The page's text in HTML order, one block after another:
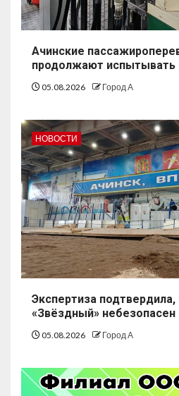
Ачинские
продолжают испытывать
05.08.2026 Город А
НОВОСТИ
Экспертиза подтвердила,
«Звёздный»
05.08.2026 Город А